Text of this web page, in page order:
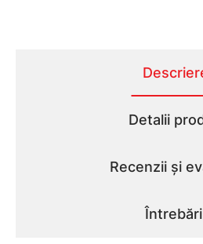
Detalii
Recenzii și
Întrebări